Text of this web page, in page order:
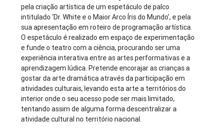
pela criação artística de um espetáculo de palco
intitulado ‘Dr. White e o Maior Arco Íris do Mundo’, e pela
sua apresentação em roteiro de programação artística.
O espetáculo é realizado em espaço de experimentação
e funde o teatro com a ciência, procurando ser uma
experiência interativa entre as artes performativas e a
aprendizagem lúdica. Pretende encorajar as crianças a
gostar da arte dramática através da participação em
atividades culturais, levando esta arte a territórios do
interior onde o seu acesso pode ser mais limitado,
tentando assim de alguma forma descentralizar a
atividade cultural no território nacional.